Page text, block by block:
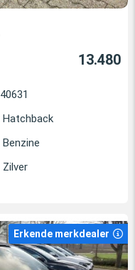
13.480
40631
Hatchback
Benzine
Zilver
Erkende merkdealer